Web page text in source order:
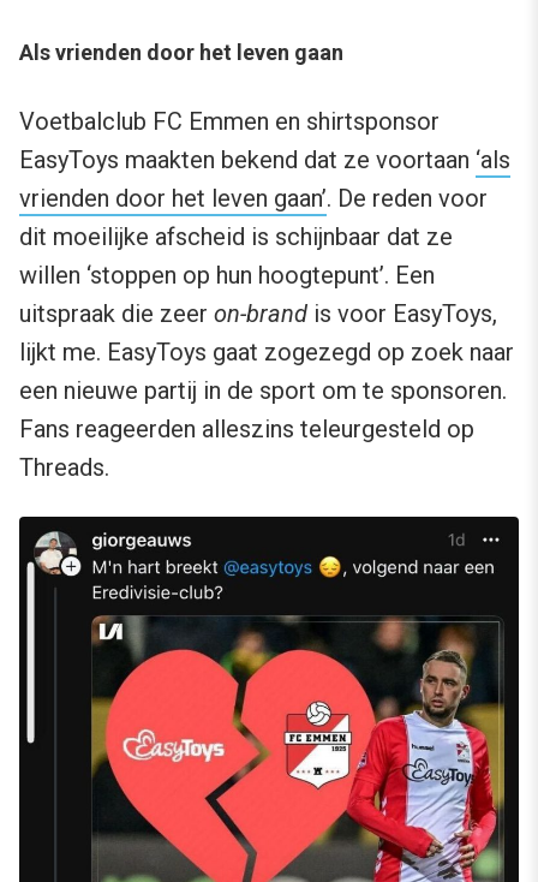
Als vrienden door het leven gaan
Voetbalclub FC Emmen en shirtsponsor
EasyToys maakten bekend dat ze voortaan ‘als
vrienden door het leven gaan’. De reden voor
dit moeilijke afscheid is schijnbaar dat ze
willen ‘stoppen op hun hoogtepunt’. Een
uitspraak die zeer on-brand is voor EasyToys,
lijkt me. EasyToys gaat zogezegd op zoek naar
een nieuwe partij in de sport om te sponsoren.
Fans reageerden alleszins teleurgesteld op
Threads.